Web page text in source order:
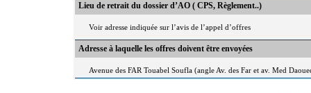
Lieu de retrait du dossier d’AO ( CPS, Règlement..)
Voir adresse indiquée sur l’avis de l’appel d’offres
Adresse à laquelle les offres doivent être envoyées
Avenue des FAR Touabel Soufla (angle Av. des Far et av. Med